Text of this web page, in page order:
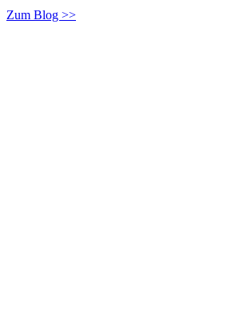
Zum Blog >>